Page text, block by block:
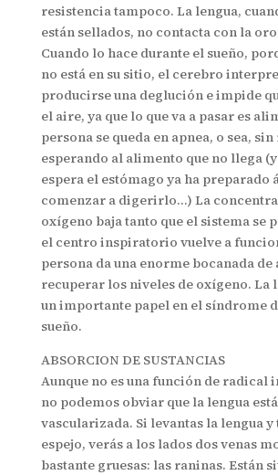
resistencia tampoco. La lengua,
están sellados, no contacta con la
Cuando lo hace durante el sueño,
no está en su sitio, el cerebro
producirse una deglución e impide
el aire, ya que lo que va a pasar es
persona se queda en apnea, o sea,
esperando al alimento que no llega (y
espera el estómago ya ha preparado
comenzar a digerirlo…) La
oxígeno baja tanto que el sistema se
el centro inspiratorio vuelve a
persona da una enorme bocanada de
recuperar los niveles de oxígeno. La
un importante papel en el síndrome
sueño.
ABSORCION DE SUSTANCIAS
Aunque no es una función de radical
no podemos obviar que la lengua
vascularizada. Si levantas la lengua
espejo, verás a los lados dos venas
bastante gruesas: las raninas. Están